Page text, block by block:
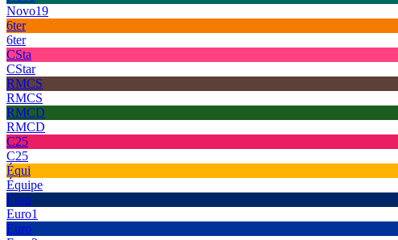
Novo19
6ter
6ter
CSta
CStar
RMCS
RMCS
RMCD
RMCD
C25
C25
Équi
Équipe
Euro
Euro1
Euro